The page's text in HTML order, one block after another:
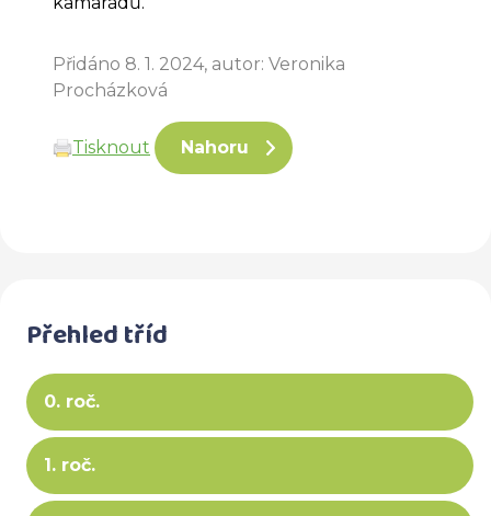
Přidáno 8. 1. 2024, autor: Veronika
Procházková
Tisknout Nahoru
Přehled tříd
0. roč.
1. roč.